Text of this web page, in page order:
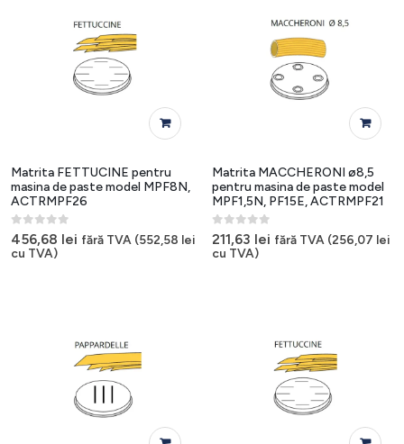
Matrita FETTUCINE pentru
masina de paste model MPF8N,
ACTRMPF26
0out of 5
456,68 lei fără TVA (552,58 lei
cu TVA)
Matrita MACCHERONI ø8,5
pentru masina de paste model
MPF1,5N, PF15E, ACTRMPF21
0out of 5
211,63 lei fără TVA (256,07 lei
cu TVA)